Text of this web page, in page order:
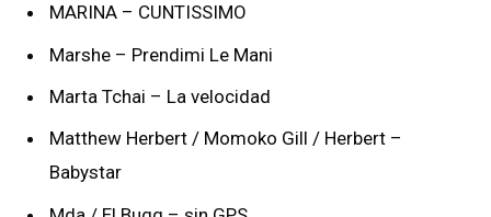
MARINA – CUNTISSIMO
Marshe – Prendimi Le Mani
Marta Tchai – La velocidad
Matthew Herbert / Momoko Gill / Herbert –
Babystar